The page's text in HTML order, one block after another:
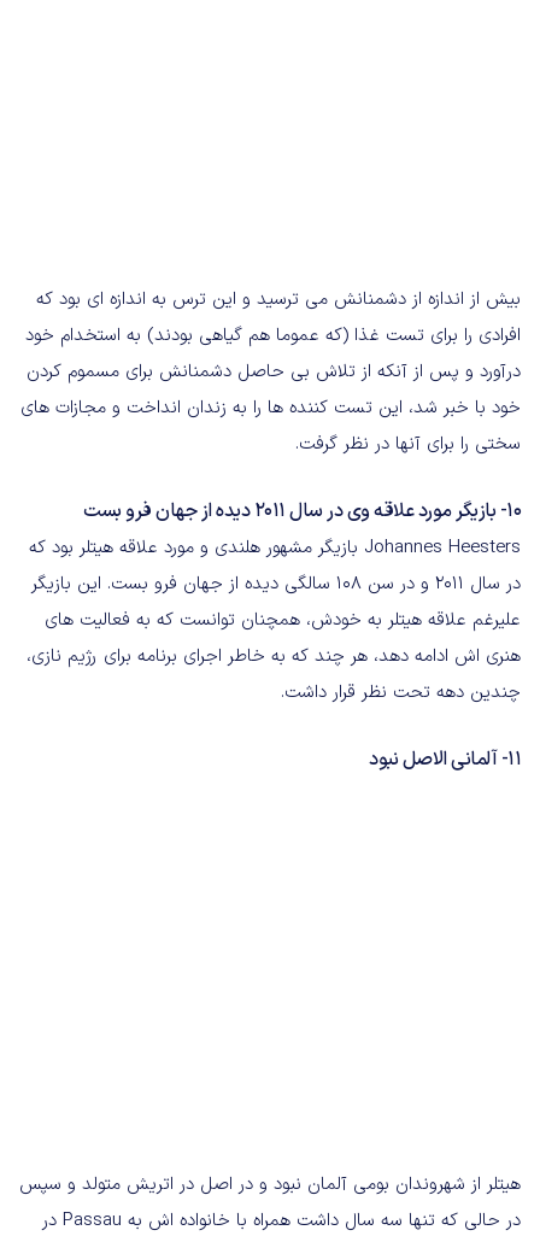
بیش از اندازه از دشمنانش می ترسید و این ترس به اندازه ای بود که
افرادی را برای تست غذا (که عموما هم گیاهی بودند) به استخدام خود
درآورد و پس از آنکه از تلاش بی حاصل دشمنانش برای مسموم کردن
خود با خبر شد، این تست کننده ها را به زندان انداخت و مجازات های
سختی را برای آنها در نظر گرفت.
10- بازیگر مورد علاقه وی در سال 2011 دیده از جهان فرو بست
Johannes Heesters بازیگر مشهور هلندی و مورد علاقه هیتلر بود که
در سال 2011 و در سن 108 سالگی دیده از جهان فرو بست. این بازیگر
علیرغم علاقه هیتلر به خودش، همچنان توانست که به فعالیت های
هنری اش ادامه دهد، هر چند که به خاطر اجرای برنامه برای رژیم نازی،
چندین دهه تحت نظر قرار داشت.
11- آلمانی الاصل نبود
هیتلر از شهروندان بومی آلمان نبود و در اصل در اتریش متولد و سپس
در حالی که تنها سه سال داشت همراه با خانواده اش به Passau در